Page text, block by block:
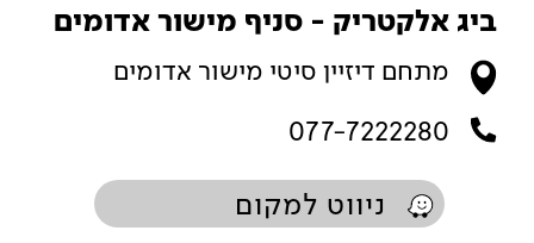
ביג אלקטריק - סניף מישור אדומים
מתחם דיזיין סיטי מישור אדומים
077-7222280
ניווט למקום